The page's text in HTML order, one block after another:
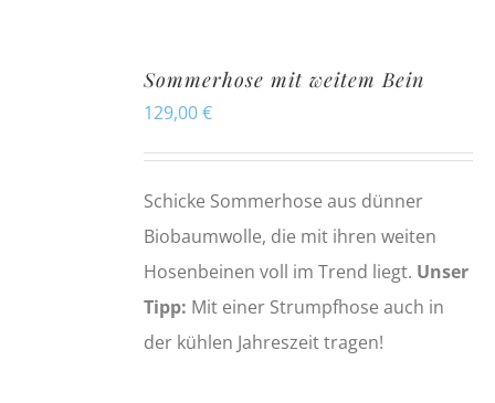
Sommerhose mit weitem Bein
129,00€
Schicke Sommerhose aus dünner
Biobaumwolle, die mit ihren weiten
Hosenbeinen voll im Trend liegt. Unser
Tipp: Mit einer Strumpfhose auch in
der kühlen Jahreszeit tragen!